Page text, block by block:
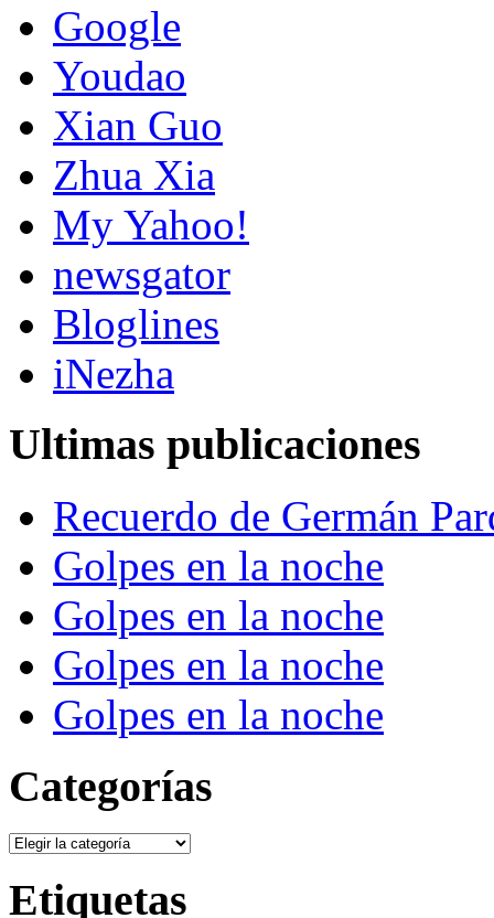
Google
Youdao
Xian Guo
Zhua Xia
My Yahoo!
newsgator
Bloglines
iNezha
Ultimas publicaciones
Recuerdo de Germán
Golpes en la noche
Golpes en la noche
Golpes en la noche
Golpes en la noche
Categorías
Categorías
Etiquetas